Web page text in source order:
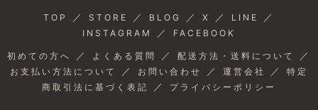
TOP ／ STORE ／ BLOG ／ X ／ LINE ／
INSTAGRAM ／ FACEBOOK
初めての方へ ／ よくある質問 ／ 配送方法・送料について ／
お支払い方法について ／ お問い合わせ ／ 運営会社 ／ 特定
商取引法に基づく表記
／ プライバシーポリシー